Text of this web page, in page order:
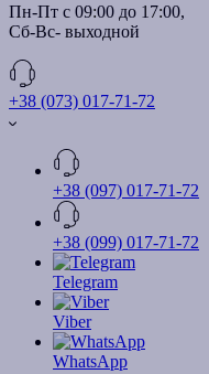
Пн-Пт с 09:00 до 17:00,
Сб-Вс- выходной
+38 (073) 017-71-72
+38 (097) 017-71-72
+38 (099) 017-71-72
Telegram
Viber
WhatsApp